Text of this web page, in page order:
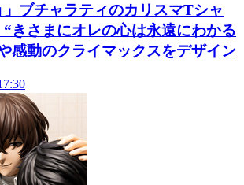
」ブチャラティのカリスマTシャ
きさまにオレの心は永遠にわかる
感動のクライマックスをデザイン